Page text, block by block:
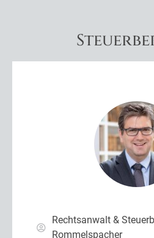
Rechtsanwalt &
Rommelspacher